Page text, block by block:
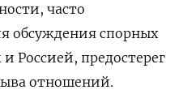
часто
обсуждения спорных
Россией, предостерег
отношений.